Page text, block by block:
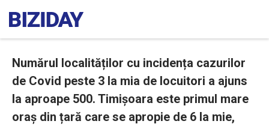
Numărul localităților cu incidența cazurilor
de Covid peste 3 la mia de locuitori a ajuns
la aproape 500. Timișoara este primul mare
oraș din țară care se apropie de 6 la mie,